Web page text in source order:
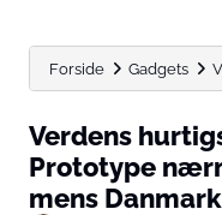
Forside Gadgets
Verdens
Prototype
mens